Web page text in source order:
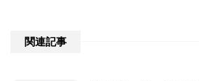
関連記事